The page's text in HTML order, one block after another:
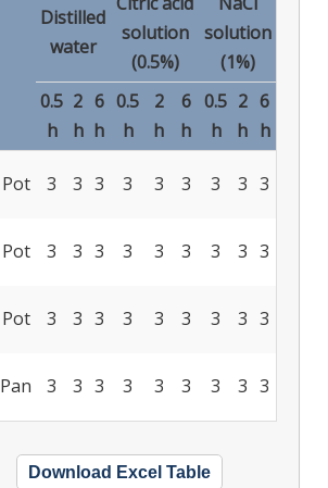
Distilled
water
solution
(0.5%)
solution
(1%)
0.5
h
2
h
6
h
0.5
h
2
h
6
h
0.5
h
2
h
6
h
Pot 3 3 3 3 3 3 3 3 3
Pot 3 3 3 3 3 3 3 3 3
Pot 3 3 3 3 3 3 3 3 3
Pan 3 3 3 3 3 3 3 3 3
Download Excel Table